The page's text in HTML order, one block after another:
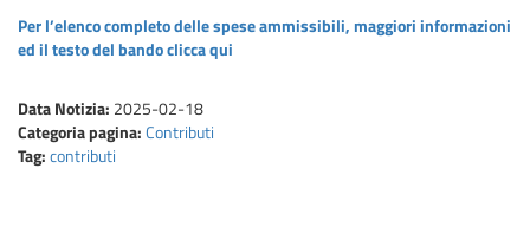
Per l’elenco completo delle spese ammissibili, maggiori informazioni
ed il testo del bando clicca qui
Data Notizia: 2025-02-18
Categoria pagina:Contributi
Tag:contributi